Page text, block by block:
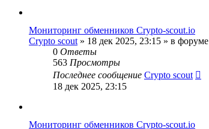
Мониторинг обменников Сrypto-scout.io
Сrypto scout » 18 дек 2025, 23:15 » в форуме
0 Ответы
563 Просмотры
Последнее сообщение Сrypto scout
18 дек 2025, 23:15
Мониторинг обменников Сrypto-scout.io